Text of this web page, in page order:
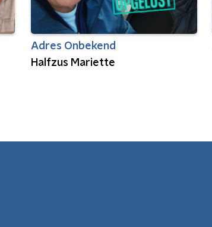
Adres Onbekend
Halfzus Mariette